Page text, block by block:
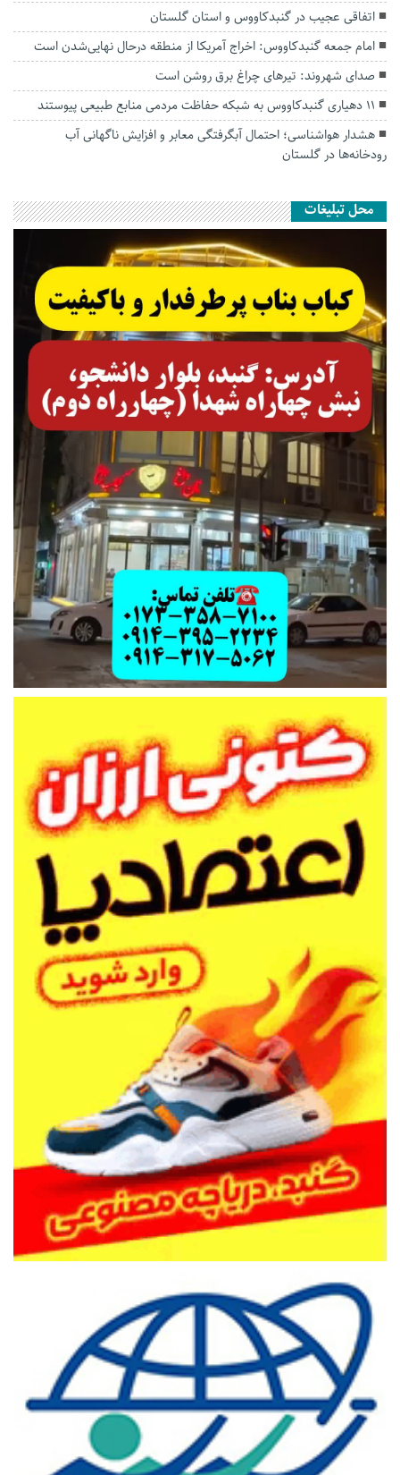
اتفاقی عجیب در‌ گنبدکاووس و استان گلستان
امام جمعه گنبدکاووس: اخراج آمریکا از منطقه درحال نهایی‌شدن است
صدای شهروند: تیرهای چراغ برق روشن است
۱۱ دهیاری گنبدکاووس به شبکه حفاظت مردمی منابع طبیعی پیوستند
هشدار هواشناسی؛ احتمال آبگرفتگی معابر و افزایش ناگهانی آب
رودخانه‌ها در گلستان
محل تبلیغات